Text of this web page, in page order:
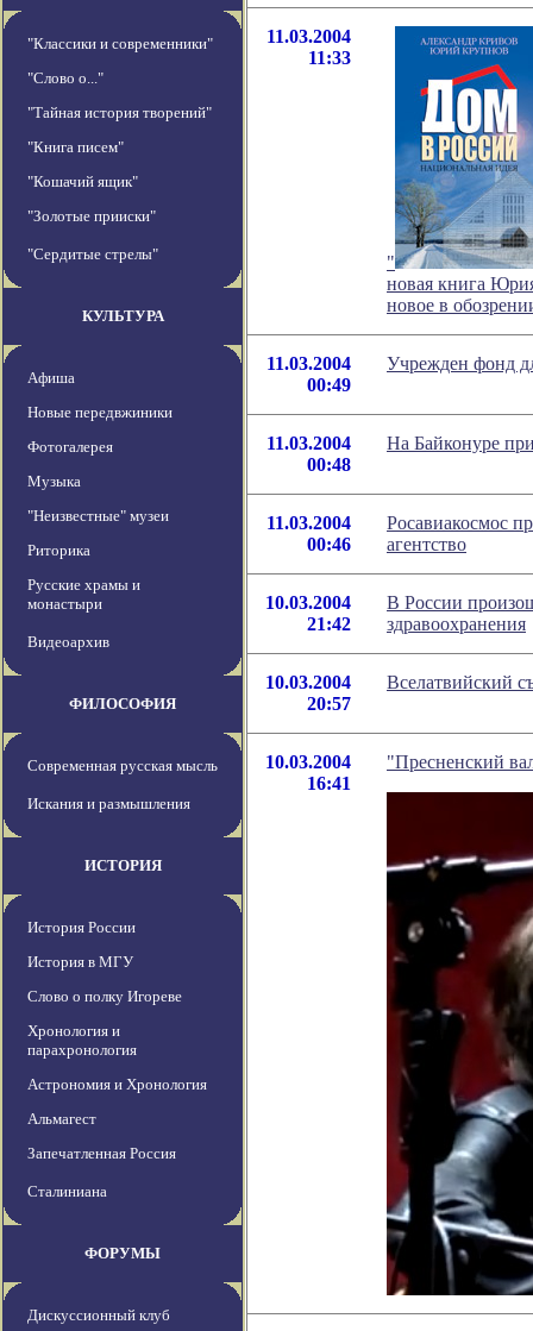
"Классики и современники"
"Слово о..."
"Тайная история творений"
"Книга писем"
"Кошачий ящик"
"Золотые прииски"
"Сердитые стрелы"
КУЛЬТУРА
Афиша
Новые передвжиники
Фотогалерея
Музыка
"Неизвестные" музеи
Риторика
Русские храмы и
монастыри
Видеоархив
ФИЛОСОФИЯ
Современная русская мысль
Искания и размышления
ИСТОРИЯ
История России
История в МГУ
Слово о полку Игореве
Хронология и
парахронология
Астрономия и Хронология
Альмагест
Запечатленная Россия
Сталиниана
ФОРУМЫ
Дискуссионный клуб
11.03.2004
11:33
"
новая книга
новое в
11.03.2004
00:49
Учрежден фонд
11.03.2004
00:48
На Байконуре
11.03.2004
00:46
Росавиакосмос
агентство
10.03.2004
21:42
В России
здравоохранения
10.03.2004
20:57
Вселатвийский
10.03.2004
16:41
"Пресненский